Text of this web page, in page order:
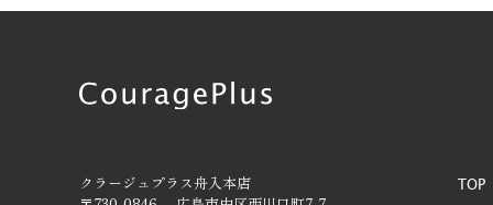
クラージュプラス舟入本店
TOP